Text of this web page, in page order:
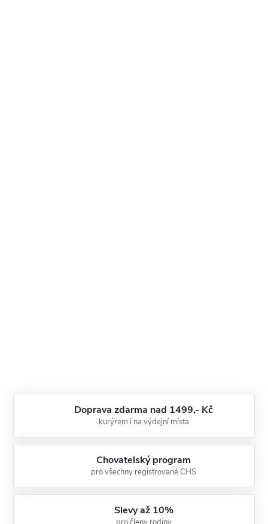
Doprava zdarma nad 1499,- Kč
kurýrem i na výdejní místa
Chovatelský program
pro všechny registrované CHS
Slevy až 10%